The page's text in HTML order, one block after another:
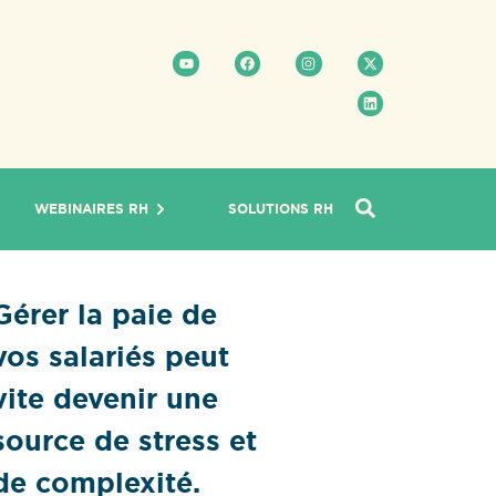
WEBINAIRES RH SOLUTIONS RH
la paie de
salariés peut
devenir une
de stress et
complexité.